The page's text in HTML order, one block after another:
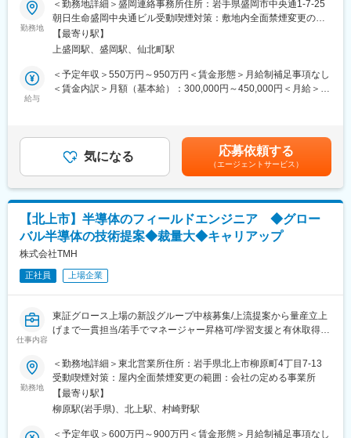
きる環境です
◇あなたの設計した橋が、50年後もこの街を支えています
◇最新技術を積極導入していますので、設計者としてのスキルア
ップが叶う環境です
■キャリアパス（一例）：
入社→担当技術者（設計実務）→管理技術者（RCCM取得・技術
ランディックは創業50周年を迎え、測量・地質調査・建設コンサ
ルタント・補償コンサルタント・GIS分野までインフラをトータル
に支える技術者集団です。UAV・3次元モデル・CIMへの対応な
ど、「新しい技術を現場で使い切る」ことを重視しています。
■ランドワークGについて：
ランドワークグループは、建設コンサルタント事業をはじめ、墓
石小売、不動産、建築石材、貿易など多角的に展開する企業グル
ープです。
変更の範囲：会社の定める業務
るコンサルティングサービスを提供しています。
クライアントは、中央省庁・公的機関・県庁・市役所・町役場、
各県の大企業・中堅・中小企業（規模・業種幅広く）となってお
り、以下のような案件を取扱っています。
【（1）公共（官公庁・公的機関等）・地方自治体を対象としたコ
ンサルティング】
スタートアップ企業の創出・成長支援やプラットフォーム構築運
営、企業や行政のデジタル化・DX推進サポート等産業振興領域の
案件が拡大しており、多岐にわたるコンサルティング業務のテー
■企業/行政/まちづくり等に係るデジタル化・DX施策
■大学や自治体、企業等に対する官民連携事業
■行政政策支援のための実態調査や普及支援
グ】
東北エリアを中心に民間企業が抱える様々な経営課題に対する経
昨今は人手不足や働き方改革を背景とした人事労務管理や業務の
効率化、会計面でのコンプライアンスの強化、サステナビリティ
など経営管理における幅広い課題の解決が求められています。
■管理会計・原価管理制度構築
勤務地
＜勤務地詳細＞盛岡連絡事務所住所：岩手県盛岡市中央通1-7-25
朝日生命盛岡中央通ビル受動喫煙対策：敷地内全面禁煙変更の範
囲：会社の定める事業所（リモートワーク含む）
【最寄り駅】
上盛岡駅、盛岡駅、仙北町駅
給与
＜予定年収＞550万円～950万円＜賃金形態＞月給制補足事項なし
＜賃金内訳＞月額（基本給）：300,000円～450,000円＜月給＞
賃金はあくまでも目安の金額であり、選考を通じて上下する可能
性があります。月給(月額)は固定手当を含めた表記です。
気になる 応募依頼する
（エージェントサービス）
【北上市】半導体のフィールドエンジニア ◆グロー
バル半導体の技術提案◆裁量大◆キャリアップ
株式会社TMH
正社員 上場企業
仕事内容
東証グロース上場の新設グループ中核募集/上流提案から量産立上
げまで一貫担当/若手でマネージャー昇格可/学習支援と有休取得推
■採用背景：
東証グロース上場後のグローバル展開と事業拡大に伴う新設グル
ープの立ち上げに伴う中核採用です。顧客支援体制の強化と海外
連携推進が目的です。
勤務地
＜勤務地詳細＞東北営業所住所：岩手県北上市柳原町4丁目7-13
受動喫煙対策：屋内全面禁煙変更の範囲：会社の定める事業所
【最寄り駅】
柳原駅(岩手県)、北上駅、村崎野駅
＜予定年収＞600万円～900万円＜賃金形態＞月給制補足事項なし